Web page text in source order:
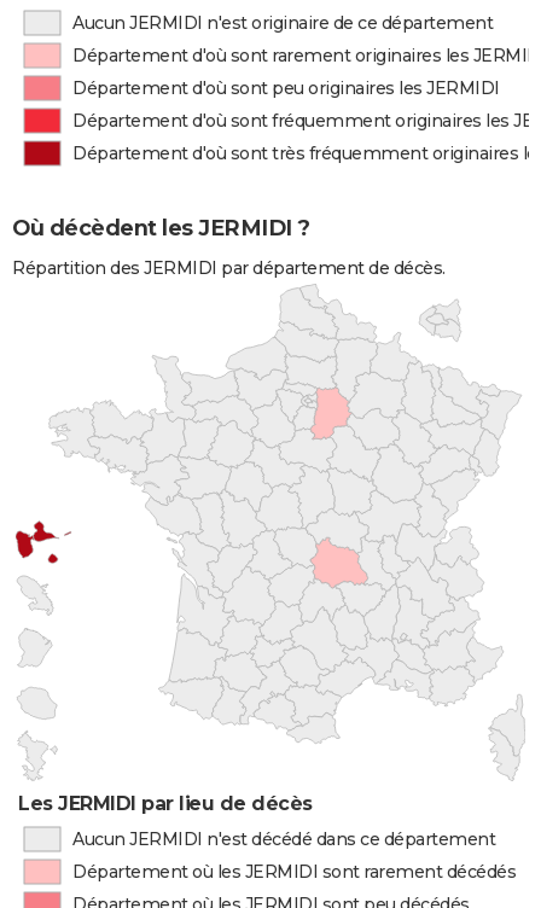
Aucun JERMIDI n'est originaire de ce département
Département d'où sont rarement originaires les
Département d'où sont peu originaires les JERMIDI
Département d'où sont fréquemment originaires les
Département d'où sont très fréquemment originaires
Où décèdent les JERMIDI ?
Répartition des JERMIDI par département de décès.
Les JERMIDI par lieu de décès
Aucun JERMIDI n'est décédé dans ce département
Département où les JERMIDI sont rarement décédés